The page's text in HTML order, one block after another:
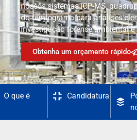
nossos sistemas ICP-MS,
do femtograma para análises
investigação forense ambiental
Obtenha um orçamento rápido
O que é Candidatura